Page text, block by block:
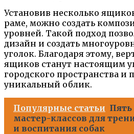
Установив несколько
раме, можно создать
уровней. Такой подход
дизайн и создать
уголок. Благодаря этому,
ящиков станут настоящим
городского пространства и
уникальный облик.
Популярные статьи Пять
мастер-классов для
и воспитания собак